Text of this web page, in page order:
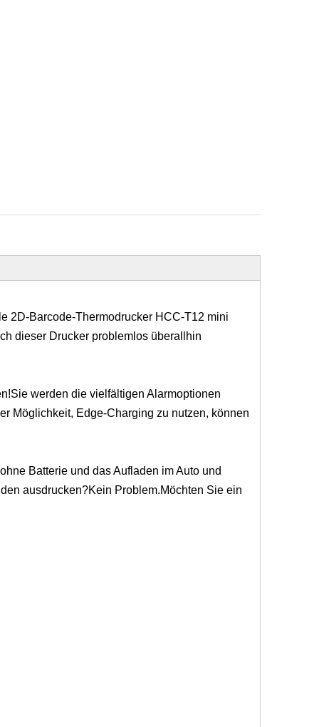
2D-Barcode-Thermodrucker HCC-T12 mini
dieser Drucker problemlos überallhin
werden die vielfältigen Alarmoptionen
Möglichkeit, Edge-Charging zu nutzen, können
Batterie und das Aufladen im Auto und
ausdrucken?Kein Problem.Möchten Sie ein